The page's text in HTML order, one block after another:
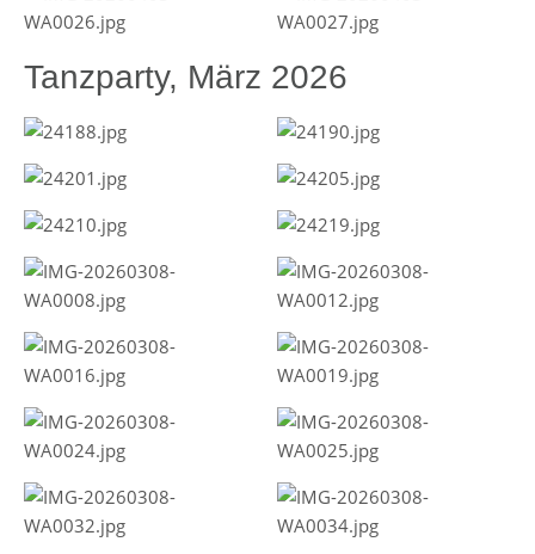
Tanzparty, März 2026